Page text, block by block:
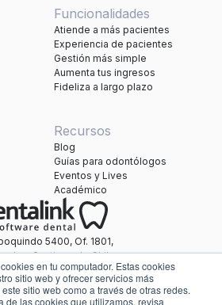
en tu computador. Estas cookies
sitio web y ofrecer servicios más
sitio web como a través de otras redes.
de las cookies que utilizamos, revisa
5400, Of. 1801,
Santiago de Chile.
marca de Healthatom.
Funcionalidades
Atiende a más pacientes
Experiencia de pacientes
Gestión más simple
Aumenta tus ingresos
Fideliza a largo plazo
Recursos
Blog
Guías para odontólogos
Eventos y Lives
Académico